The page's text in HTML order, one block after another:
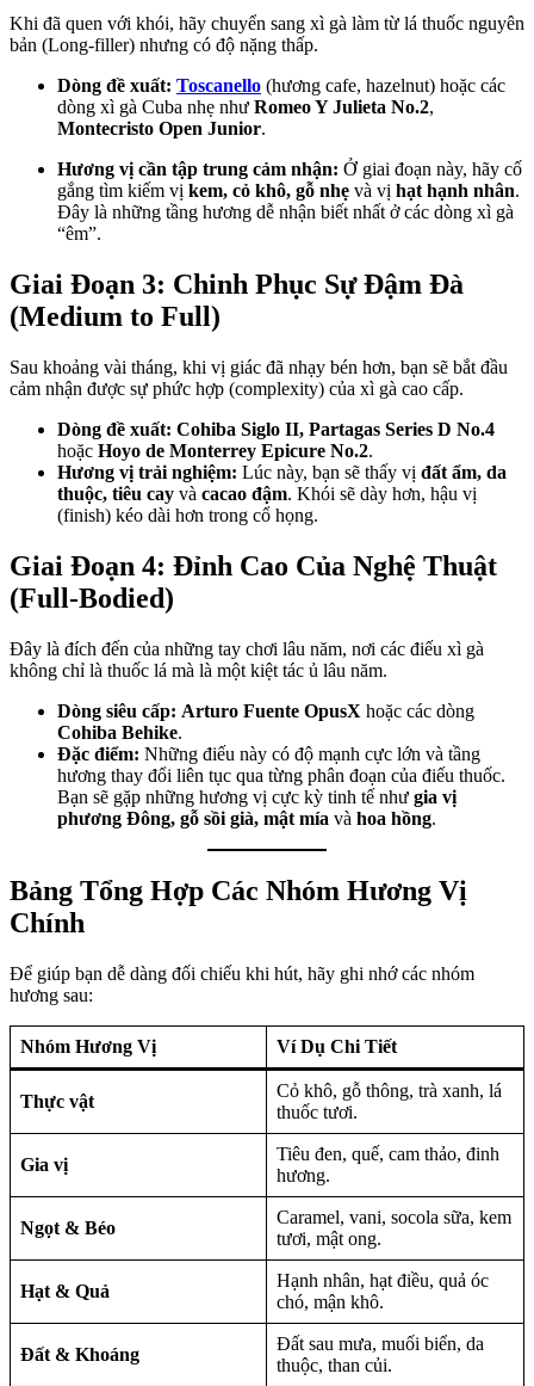
Khi đã quen với khói, hãy chuyển sang xì gà làm từ lá thuốc nguyên
bản (Long-filler) nhưng có độ nặng thấp.
Dòng đề xuất: Toscanello (hương cafe, hazelnut) hoặc các
dòng xì gà Cuba nhẹ như Romeo Y Julieta No.2,
Montecristo Open Junior.
Hương vị cần tập trung cảm nhận: Ở giai đoạn này, hãy cố
gắng tìm kiếm vị kem, cỏ khô, gỗ nhẹ và vị hạt hạnh nhân.
Đây là những tầng hương dễ nhận biết nhất ở các dòng xì gà
“êm”.
Giai Đoạn 3: Chinh Phục Sự Đậm Đà
(Medium to Full)
Sau khoảng vài tháng, khi vị giác đã nhạy bén hơn, bạn sẽ bắt đầu
cảm nhận được sự phức hợp (complexity) của xì gà cao cấp.
Dòng đề xuất: Cohiba Siglo II, Partagas Series D No.4
hoặc Hoyo de Monterrey Epicure No.2.
Hương vị trải nghiệm: Lúc này, bạn sẽ thấy vị đất ẩm, da
thuộc, tiêu cay và cacao đậm. Khói sẽ dày hơn, hậu vị
(finish) kéo dài hơn trong cổ họng.
Giai Đoạn 4: Đỉnh Cao Của Nghệ Thuật
(Full-Bodied)
Đây là đích đến của những tay chơi lâu năm, nơi các điếu xì gà
không chỉ là thuốc lá mà là một kiệt tác ủ lâu năm.
Dòng siêu cấp: Arturo Fuente OpusX hoặc các dòng
Cohiba Behike.
Đặc điểm: Những điếu này có độ mạnh cực lớn và tầng
hương thay đổi liên tục qua từng phân đoạn của điếu thuốc.
Bạn sẽ gặp những hương vị cực kỳ tinh tế như gia vị
phương Đông, gỗ sồi già, mật mía và hoa hồng.
Bảng Tổng Hợp Các Nhóm Hương Vị
Chính
Để giúp bạn dễ dàng đối chiếu khi hút, hãy ghi nhớ các nhóm
hương sau:
Nhóm Hương Vị Ví Dụ Chi Tiết
Thực vật
Cỏ khô, gỗ thông, trà xanh, lá
thuốc tươi.
Gia vị
Tiêu đen, quế, cam thảo, đinh
hương.
Ngọt & Béo
Caramel, vani, socola sữa, kem
tươi, mật ong.
Hạt & Quả
Hạnh nhân, hạt điều, quả óc
chó, mận khô.
Đất & Khoáng
Đất sau mưa, muối biển, da
thuộc, than củi.